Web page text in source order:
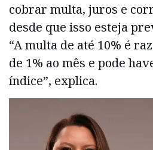
cobrar multa, juros e
desde que isso esteja
“A multa de até 10% é
de 1% ao mês e pode
índice”, explica.